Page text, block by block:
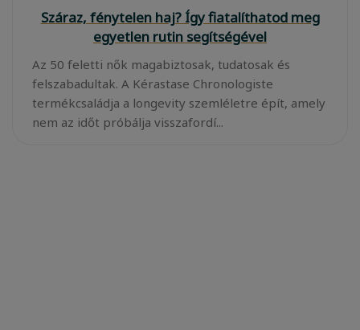
Száraz, fénytelen haj? Így fiatalíthatod meg
egyetlen rutin segítségével
Az 50 feletti nők magabiztosak, tudatosak és
felszabadultak. A Kérastase Chronologiste
termékcsaládja a longevity szemléletre épít, amely
nem az időt próbálja visszafordí...